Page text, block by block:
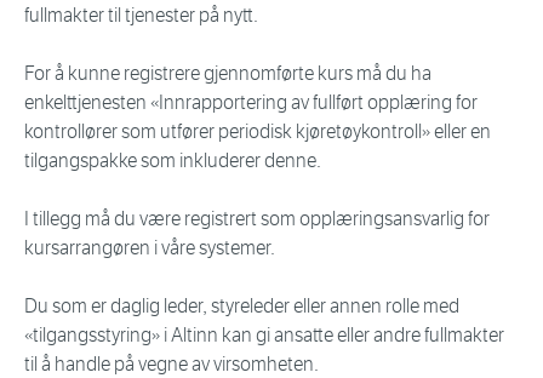
fullmakter til tjenester på nytt.
For å kunne registrere gjennomførte kurs må du ha
enkelttjenesten « Innrapportering av fullført opplæring for
kontrollører som utfører periodisk kjøretøykontroll » eller en
tilgangspakke som inkluderer denne.
I tillegg må du være registrert som opplæringsansvarlig for
kursarrangøren i våre systemer.
Du som er daglig leder, styreleder eller annen rolle med
«tilgangsstyring» i Altinn kan gi ansatte eller andre fullmakter
til å handle på vegne av virsomheten.